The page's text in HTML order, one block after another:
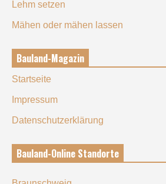
Lehm setzen
Mähen oder mähen lassen
Bauland-Magazin
Startseite
Impressum
Datenschutzerklärung
Bauland-Online Standorte